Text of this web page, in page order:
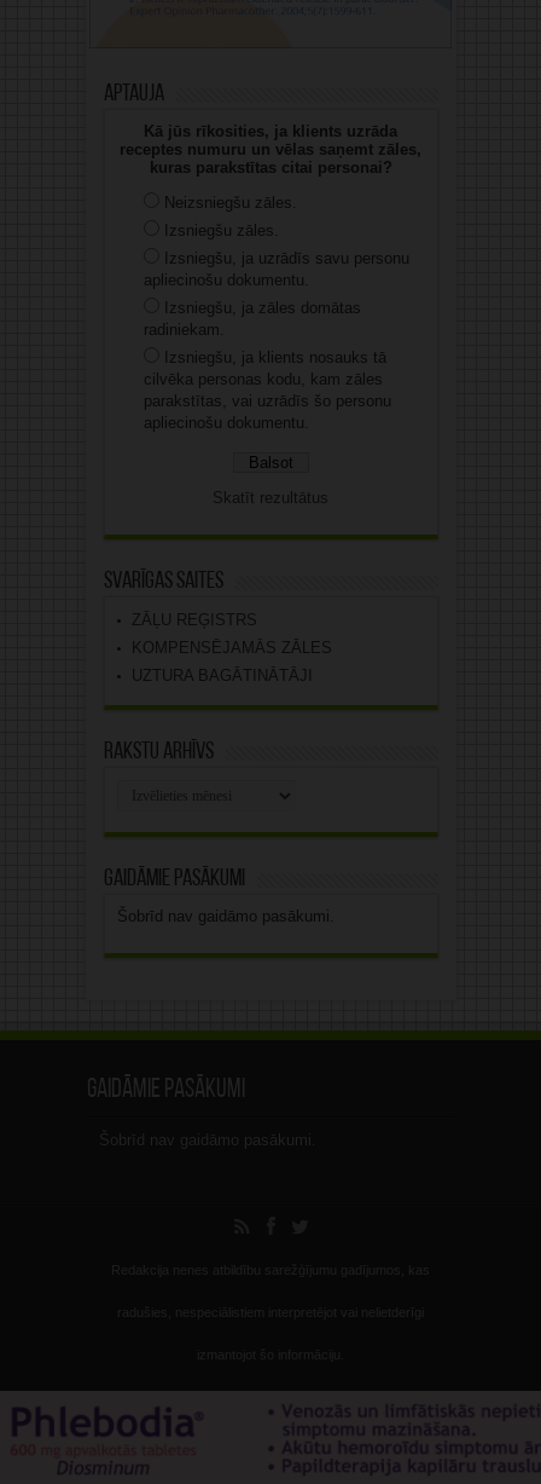
Aptauja
Kā jūs rīkosities, ja klients uzrāda
receptes numuru un vēlas saņemt zāles,
kuras parakstītas citai personai?
Neizsniegšu zāles.
Izsniegšu zāles.
Izsniegšu, ja uzrādīs savu personu
apliecinošu dokumentu.
Izsniegšu, ja zāles domātas
radiniekam.
Izsniegšu, ja klients nosauks tā
cilvēka personas kodu, kam zāles
parakstītas, vai uzrādīs šo personu
apliecinošu dokumentu.
Skatīt rezultātus
Svarīgas saites
ZĀĻU REĢISTRS
KOMPENSĒJAMĀS ZĀLES
UZTURA BAGĀTINĀTĀJI
Rakstu arhīvs
Gaidāmie pasākumi
Šobrīd nav gaidāmo pasākumi.
Gaidāmie pasākumi
Šobrīd nav gaidāmo pasākumi.
Redakcija nenes atbildību sarežģījumu gadījumos, kas